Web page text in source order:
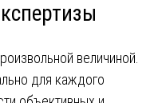
величиной.
для каждого